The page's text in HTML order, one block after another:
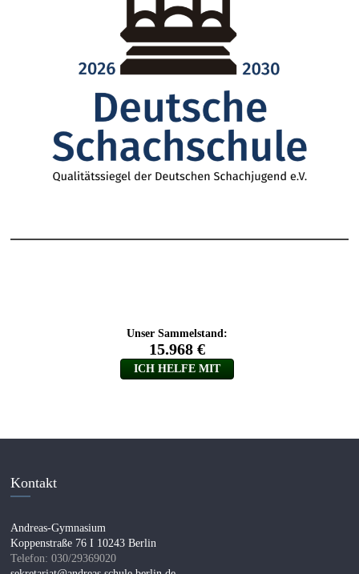
Kontakt
Andreas-Gymnasium
Koppenstraße 76 I 10243 Berlin
Telefon: 030/29369020